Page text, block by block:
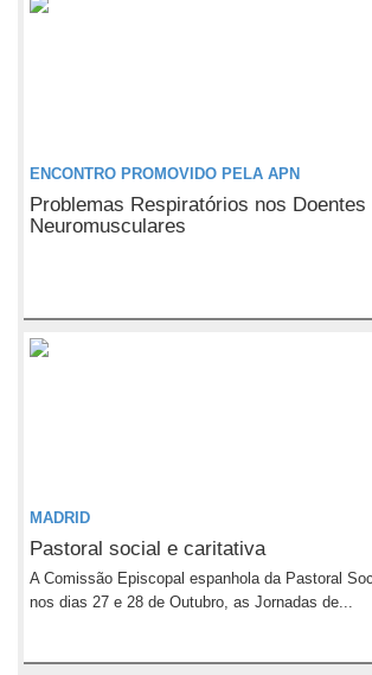
ENCONTRO PROMOVIDO PELA APN
Problemas Respiratórios nos Doentes
Neuromusculares
MADRID
Pastoral social e caritativa
A Comissão Episcopal espanhola da Pastoral
nos dias 27 e 28 de Outubro, as Jornadas de...